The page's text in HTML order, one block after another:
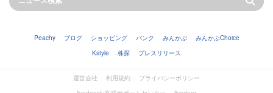
Peachy ブログ ショッピング バンク みんかぶ
みんかぶChoice
Kstyle
株探 プレスリリース
運営会社 利用規約
プライバシーポリシー